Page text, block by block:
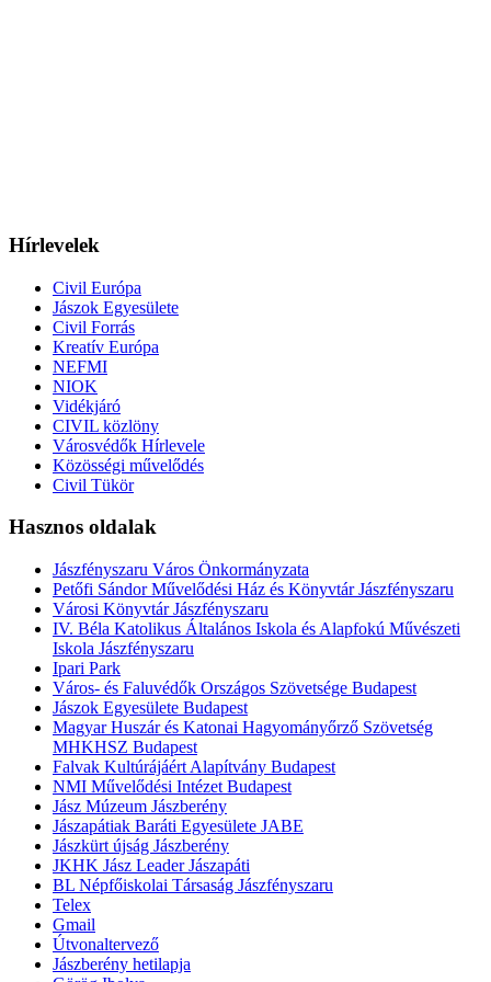
Hírlevelek
Civil Európa
Jászok Egyesülete
Civil Forrás
Kreatív Európa
NEFMI
NIOK
Vidékjáró
CIVIL közlöny
Városvédők Hírlevele
Közösségi művelődés
Civil Tükör
Hasznos oldalak
Jászfényszaru Város Önkormányzata
Petőfi Sándor Művelődési Ház és Könyvtár Jászfényszaru
Városi Könyvtár Jászfényszaru
IV. Béla Katolikus Általános Iskola és Alapfokú Művészeti
Iskola Jászfényszaru
Ipari Park
Város- és Faluvédők Országos Szövetsége Budapest
Jászok Egyesülete Budapest
Magyar Huszár és Katonai Hagyományőrző Szövetség
MHKHSZ Budapest
Falvak Kultúrájáért Alapítvány Budapest
NMI Művelődési Intézet Budapest
Jász Múzeum Jászberény
Jászapátiak Baráti Egyesülete JABE
Jászkürt újság Jászberény
JKHK Jász Leader Jászapáti
BL Népfőiskolai Társaság Jászfényszaru
Telex
Gmail
Útvonaltervező
Jászberény hetilapja